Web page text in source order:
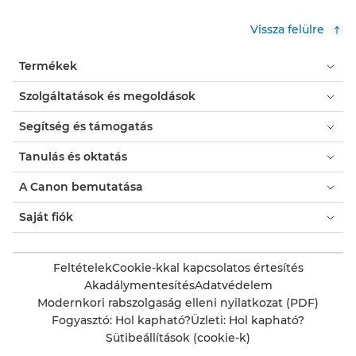
Vissza felülre
Termékek
Szolgáltatások és megoldások
Segítség és támogatás
Tanulás és oktatás
A Canon bemutatása
Saját fiók
FeltételekCookie-kkal kapcsolatos értesítés
AkadálymentesítésAdatvédelem
Modernkori rabszolgaság elleni nyilatkozat (PDF)
Fogyasztó: Hol kapható?Üzleti: Hol kapható?
Sütibeállítások (cookie-k)